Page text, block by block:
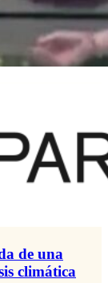
de una
climática